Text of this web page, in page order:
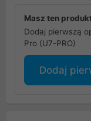
Masz ten
Dodaj pierwszą
Pro (U7-PRO)
Dodaj